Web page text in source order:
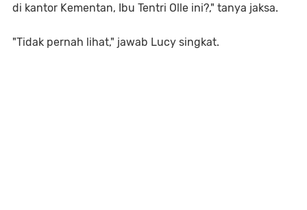
di kantor Kementan, Ibu Tentri Olle ini?," tanya jaksa.
"Tidak pernah lihat," jawab Lucy singkat.